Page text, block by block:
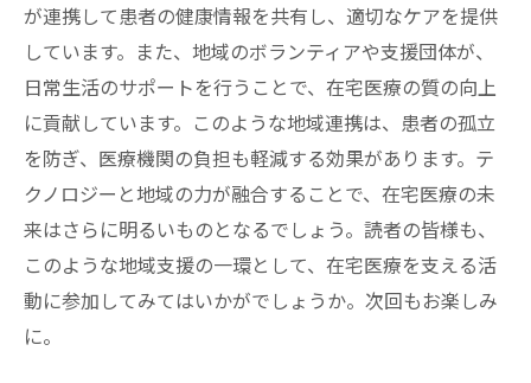
が連携して患者の健康情報を共有し、適切なケアを提供
しています。また、地域のボランティアや支援団体が、
日常生活のサポートを行うことで、在宅医療の質の向上
に貢献しています。このような地域連携は、患者の孤立
を防ぎ、医療機関の負担も軽減する効果があります。テ
クノロジーと地域の力が融合することで、在宅医療の未
来はさらに明るいものとなるでしょう。読者の皆様も、
このような地域支援の一環として、在宅医療を支える活
動に参加してみてはいかがでしょうか。次回もお楽しみ
に。